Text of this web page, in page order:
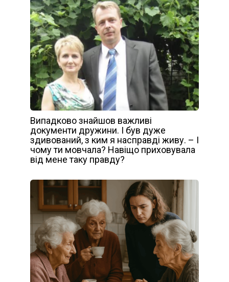
Випадково знайшов важливі
документи дружини. І був дуже
здивований, з ким я насправді живу. – І
чому ти мовчала? Навіщо приховувала
від мене таку правду?